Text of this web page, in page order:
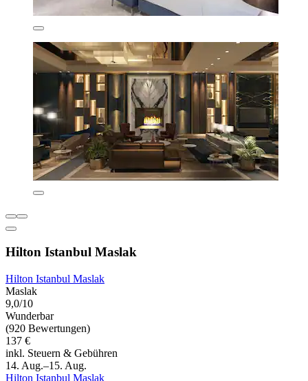
Hilton Istanbul Maslak
Hilton Istanbul Maslak
Maslak
9,0/10
Wunderbar
(920 Bewertungen)
137 €
inkl. Steuern & Gebühren
14. Aug.–15. Aug.
Hilton Istanbul Maslak